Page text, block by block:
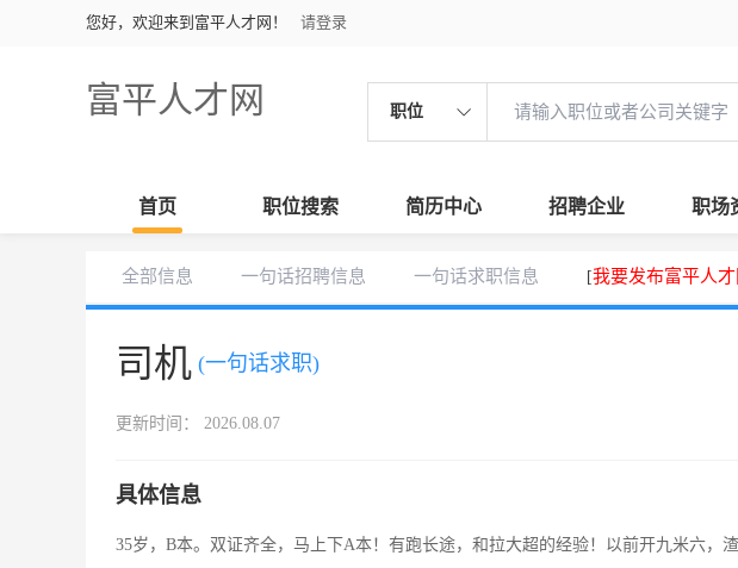
您好，欢迎来到富平人才网！ 请登录
富平人才网 职位
首页 职位搜索 简历中心 招聘企业 职场
全部信息 一句话招聘信息 一句话求职信息 [我要发布富平人
司机 (一句话求职)
更新时间： 2026.08.07
具体信息
35岁，B本。双证齐全，马上下A本！有跑长途，和拉大超的经验！以前开九米六，